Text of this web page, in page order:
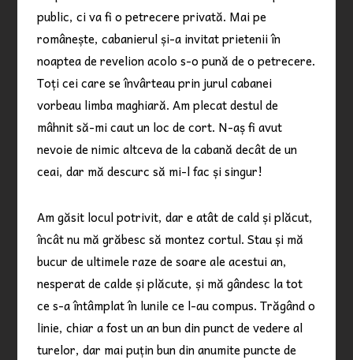
public, ci va fi o petrecere privată. Mai pe
românește, cabanierul și-a invitat prietenii în
noaptea de revelion acolo s-o pună de o petrecere.
Toți cei care se învârteau prin jurul cabanei
vorbeau limba maghiară. Am plecat destul de
mâhnit să-mi caut un loc de cort. N-aș fi avut
nevoie de nimic altceva de la cabană decât de un
ceai, dar mă descurc să mi-l fac și singur!
Am găsit locul potrivit, dar e atât de cald și plăcut,
încât nu mă grăbesc să montez cortul. Stau și mă
bucur de ultimele raze de soare ale acestui an,
nesperat de calde și plăcute, și mă gândesc la tot
ce s-a întâmplat în lunile ce l-au compus. Trăgând o
linie, chiar a fost un an bun din punct de vedere al
turelor, dar mai puțin bun din anumite puncte de